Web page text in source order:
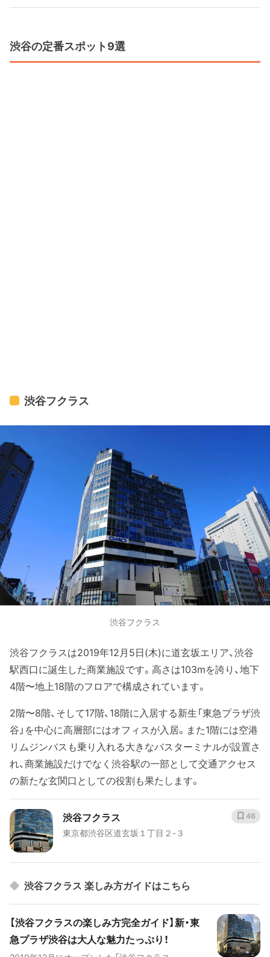
渋谷の定番スポット9選
渋谷フクラス
渋谷フクラス
渋谷フクラスは2019年12月5日(木)に道玄坂エリア、渋谷
駅西口に誕生した商業施設です。高さは103mを誇り、地下
4階〜地上18階のフロアで構成されています。
2階〜8階、そして17階、18階に入居する新生「東急プラザ渋
谷」を中心に高層部にはオフィスが入居。また1階には空港
リムジンバスも乗り入れる大きなバスターミナルが設置さ
れ、商業施設だけでなく渋谷駅の一部として交通アクセス
の新たな玄関口としての役割も果たします。
渋谷フクラス
東京都渋谷区道玄坂１丁目２-３
46
渋谷フクラス 楽しみ方ガイドはこちら
【渋谷フクラスの楽しみ方完全ガイド】新・東
急プラザ渋谷は大人な魅力たっぷり！